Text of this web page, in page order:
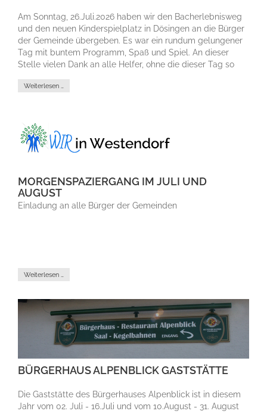
Am Sonntag, 26.Juli.2026 haben wir den Bacherlebnisweg
und den neuen Kinderspielplatz in Dösingen an die Bürger
der Gemeinde übergeben. Es war ein rundum gelungener
Tag mit buntem Programm, Spaß und Spiel. An dieser
Stelle vielen Dank an alle Helfer, ohne die dieser Tag so
Weiterlesen …
MORGENSPAZIERGANG IM JULI UND
AUGUST
Einladung an alle Bürger der Gemeinden
Weiterlesen …
BÜRGERHAUS ALPENBLICK GASTSTÄTTE
Die Gaststätte des Bürgerhauses Alpenblick ist in diesem
Jahr vom 02. Juli - 16.Juli und vom 10.August - 31. August